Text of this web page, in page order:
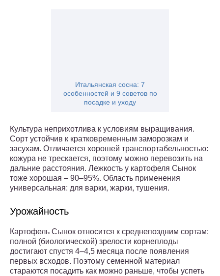
Итальянская сосна: 7
особенностей и 9 советов по
посадке и уходу
Культура неприхотлива к условиям выращивания.
Сорт устойчив к кратковременным заморозкам и
засухам. Отличается хорошей транспортабельностью:
кожура не трескается, поэтому можно перевозить на
дальние расстояния. Лежкость у картофеля Сынок
тоже хорошая – 90–95%. Область применения
универсальная: для варки, жарки, тушения.
Урожайность
Картофель Сынок относится к среднепоздним сортам:
полной (биологической) зрелости корнеплоды
достигают спустя 4–4,5 месяца после появления
первых всходов. Поэтому семенной материал
стараются посадить как можно раньше, чтобы успеть